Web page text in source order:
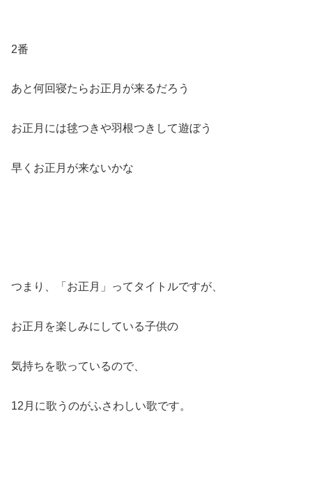
2番
あと何回寝たらお正月が来るだろう
お正月には毬つきや羽根つきして遊ぼう
早くお正月が来ないかな
つまり、「お正月」ってタイトルですが、
お正月を楽しみにしている子供の
気持ちを歌っているので、
12月に歌うのがふさわしい歌です。